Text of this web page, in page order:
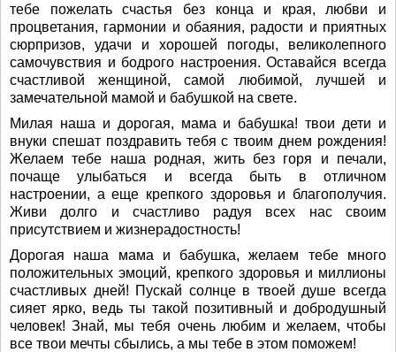
тебе пожелать счастья без конца и края, любви и
процветания, гармонии и обаяния, радости и приятных
сюрпризов, удачи и хорошей погоды, великолепного
самочувствия и бодрого настроения. Оставайся всегда
счастливой женщиной, самой любимой, лучшей и
замечательной мамой и бабушкой на свете.
Милая наша и дорогая, мама и бабушка! твои дети и
внуки спешат поздравить тебя с твоим днем рождения!
Желаем тебе наша родная, жить без горя и печали,
почаще улыбаться и всегда быть в отличном
настроении, а еще крепкого здоровья и благополучия.
Живи долго и счастливо радуя всех нас своим
присутствием и жизнерадостность!
Дорогая наша мама и бабушка, желаем тебе много
положительных эмоций, крепкого здоровья и миллионы
счастливых дней! Пускай солнце в твоей душе всегда
сияет ярко, ведь ты такой позитивный и добродушный
человек! Знай, мы тебя очень любим и желаем, чтобы
все твои мечты сбылись, а мы тебе в этом поможем!